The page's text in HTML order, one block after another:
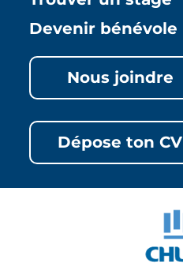
Devenir bénévole
Nous joindre
Dépose ton CV